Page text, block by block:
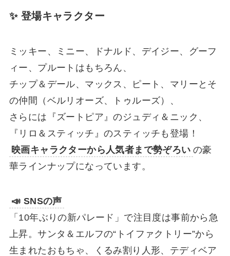
✨ 登場キャラクター
ミッキー、ミニー、ドナルド、デイジー、グーフ
ィー、プルートはもちろん、
チップ＆デール、マックス、ピート、マリーとそ
の仲間（ベルリオーズ、トゥルーズ）、
さらには『ズートピア』のジュディ＆ニック、
『リロ＆スティッチ』のスティッチも登場！
映画キャラクターから人気者まで勢ぞろい の豪
華ラインナップになっています。
📣 SNSの声
「10年ぶりの新パレード」で注目度は事前から急
上昇。サンタ＆エルフの“トイファクトリー”から
生まれたおもちゃ、くるみ割り人形、テディベア